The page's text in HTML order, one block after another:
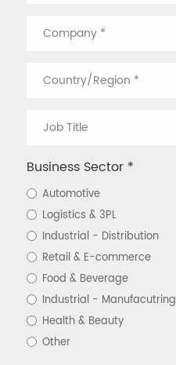
Business Sector *
Automotive
Logistics & 3PL
Industrial - Distribution
Retail & E-commerce
Food & Beverage
Industrial - Manufacutring
Health & Beauty
Other